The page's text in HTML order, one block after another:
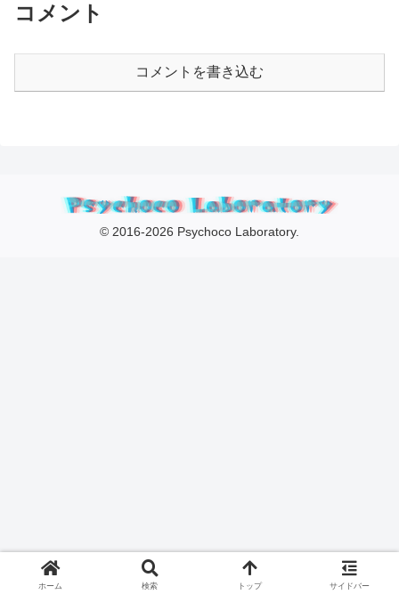
コメント
コメントを書き込む
© 2016-2026 Psychoco Laboratory.
ホーム 検索 トップ サイドバー